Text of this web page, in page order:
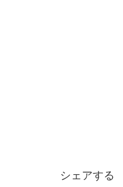
シェアする